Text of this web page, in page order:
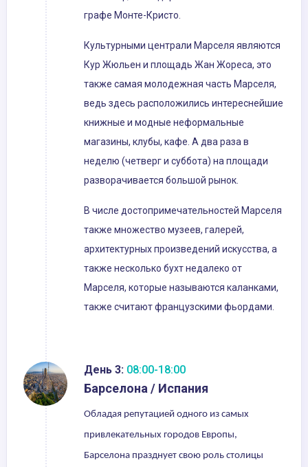
графе Монте-Кристо.
Культурными централи Марселя являются
Кур Жюльен и площадь Жан Жореса, это
также самая молодежная часть Марселя,
ведь здесь расположились интереснейшие
книжные и модные неформальные
магазины, клубы, кафе. А два раза в
неделю (четверг и суббота) на площади
разворачивается большой рынок.
В числе достопримечательностей Марселя
также множество музеев, галерей,
архитектурных произведений искусства, а
также несколько бухт недалеко от
Марселя, которые называются каланками,
также считают французскими фьордами.
День 3: 08:00-18:00
Барселона / Испания
Обладая репутацией одного из самых
привлекательных городов Европы,
Барселона празднует свою роль столицы